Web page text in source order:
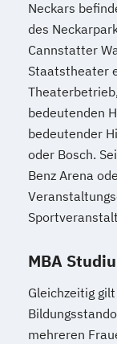
Neckars
des
Cannstatter
Staatstheater
bedeutenden
bedeutender
oder Bosch.
Benz Arena
MBA
Gleichzeitig
mehreren